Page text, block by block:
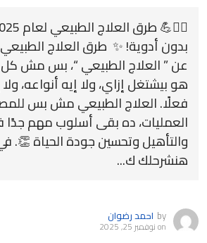
بدون أدوية! ✨ طرق العلاج
عن ” العلاج الطبيعي “، بس مش
هو بيشتغل إزاي، ولا إيه أنواعه،
فعلًا. العلاج الطبيعي مش بس
العمليات، ده بقى أسلوب مهم جدًا
والتأهيل وتحسين جودة الحياة 👏.
هنشرحلك ك...
by احمد رضوان
onنوفمبر 25, 2025